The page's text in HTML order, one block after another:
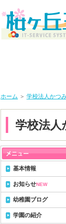
ホーム ＞ 学校法人かつ
学校法
基本情報
お知らせNEW
幼稚園ブログ
学園の紹介